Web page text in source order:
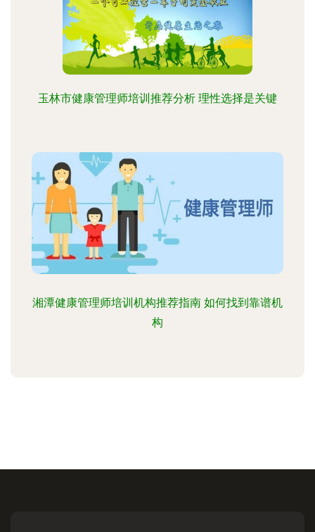
玉林市健康管理师培训推荐分析 理性选择是关键
湘潭健康管理师培训机构推荐指南 如何找到靠谱机
构